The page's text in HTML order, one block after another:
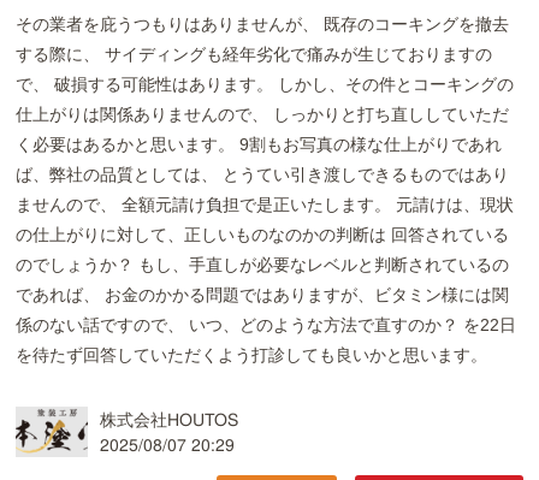
その業者を庇うつもりはありませんが、 既存のコーキングを撤去
する際に、 サイディングも経年劣化で痛みが生じておりますの
で、 破損する可能性はあります。 しかし、その件とコーキングの
仕上がりは関係ありませんので、 しっかりと打ち直ししていただ
く必要はあるかと思います。 9割もお写真の様な仕上がりであれ
ば、弊社の品質としては、 とうてい引き渡しできるものではあり
ませんので、 全額元請け負担で是正いたします。 元請けは、現状
の仕上がりに対して、正しいものなのかの判断は 回答されている
のでしょうか？ もし、手直しが必要なレベルと判断されているの
であれば、 お金のかかる問題ではありますが、ビタミン様には関
係のない話ですので、 いつ、どのような方法で直すのか？ を22日
を待たず回答していただくよう打診しても良いかと思います。
株式会社HOUTOS
2025/08/07 20:29